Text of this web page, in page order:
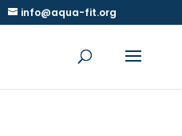
info@aqua-fit.org